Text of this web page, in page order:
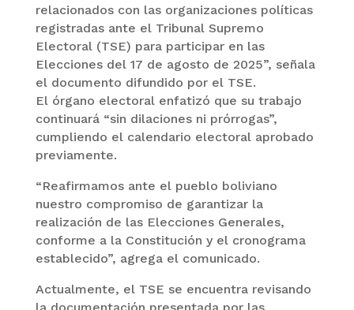
relacionados con las organizaciones políticas
registradas ante el Tribunal Supremo
Electoral (TSE) para participar en las
Elecciones del 17 de agosto de 2025”, señala
el documento difundido por el TSE.
El órgano electoral enfatizó que su trabajo
continuará “sin dilaciones ni prórrogas”,
cumpliendo el calendario electoral aprobado
previamente.
“Reafirmamos ante el pueblo boliviano
nuestro compromiso de garantizar la
realización de las Elecciones Generales,
conforme a la Constitución y el cronograma
establecido”, agrega el comunicado.
Actualmente, el TSE se encuentra revisando